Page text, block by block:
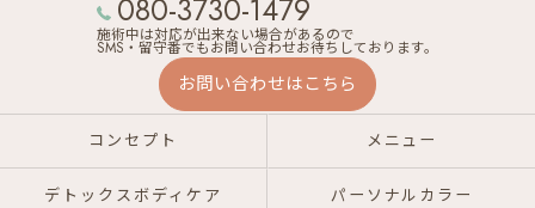
080-3730-1479
施術中は対応が出来ない場合があるので
SMS・留守番でもお問い合わせお待ちしております。
お問い合わせはこちら
コンセプト メニュー
デトックスボディケア パーソナルカラー